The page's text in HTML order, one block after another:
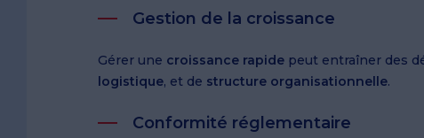
Gestion de la croissance
Gérer une croissance rapide peut entraîner des
logistique, et de structure organisationnelle.
Conformité réglementaire